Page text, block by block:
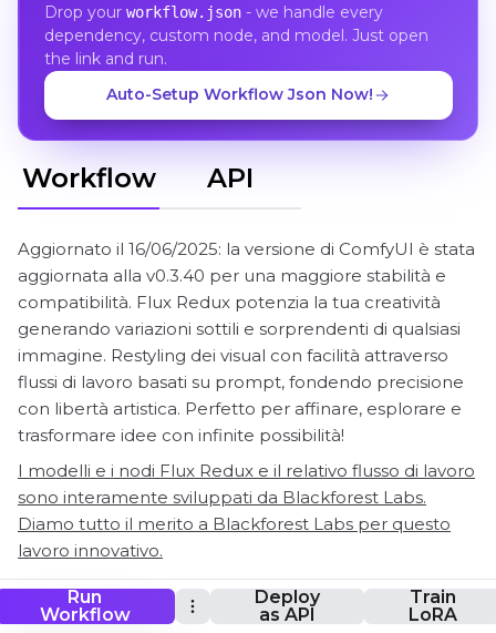
Run
Workflow
Deploy
as API
Train
LoRA
Drop your workflow.json- we handle every
dependency, custom node, and model. Just open
the link and run.
Auto-Setup Workflow Json Now!
Workflow API
Aggiornato il 16/06/2025: la versione di ComfyUI è stata
aggiornata alla v0.3.40 per una maggiore stabilità e
compatibilità. Flux Redux potenzia la tua creatività
generando variazioni sottili e sorprendenti di qualsiasi
immagine. Restyling dei visual con facilità attraverso
flussi di lavoro basati su prompt, fondendo precisione
con libertà artistica. Perfetto per affinare, esplorare e
trasformare idee con infinite possibilità!
I modelli e i nodi Flux Redux e il relativo flusso di lavoro
sono interamente sviluppati da Blackforest Labs.
Diamo tutto il merito a Blackforest Labs per questo
lavoro innovativo.
ComfyUI Flux Redux Flusso di lavoro